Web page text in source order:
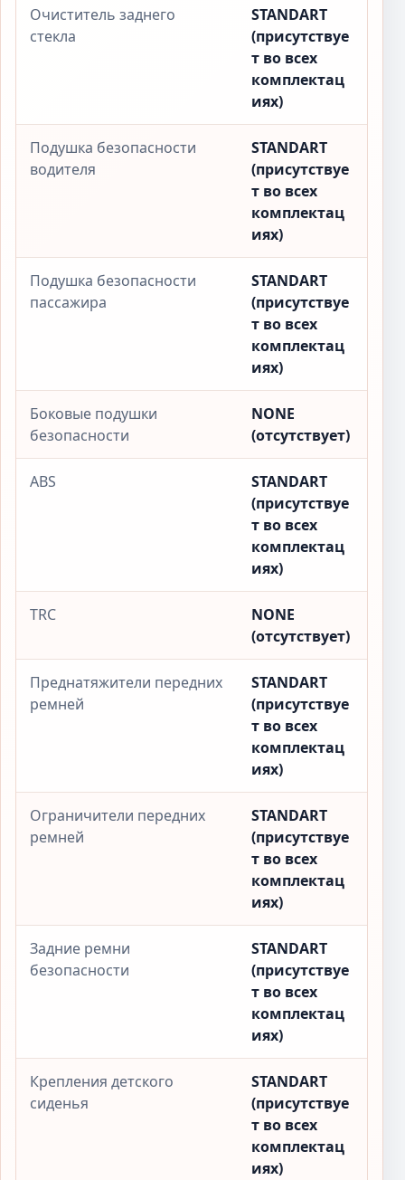
Очиститель заднего
стекла
STANDART
(присутствуе
т во всех
комплектац
иях)
Подушка безопасности
водителя
STANDART
(присутствуе
т во всех
комплектац
иях)
Подушка безопасности
пассажира
STANDART
(присутствуе
т во всех
комплектац
иях)
Боковые подушки
безопасности
NONE
(отсутствует)
ABS
STANDART
(присутствуе
т во всех
комплектац
иях)
TRC
NONE
(отсутствует)
Преднатяжители передних
ремней
STANDART
(присутствуе
т во всех
комплектац
иях)
Ограничители передних
ремней
STANDART
(присутствуе
т во всех
комплектац
иях)
Задние ремни
безопасности
STANDART
(присутствуе
т во всех
комплектац
иях)
Крепления детского
сиденья
STANDART
(присутствуе
т во всех
комплектац
иях)